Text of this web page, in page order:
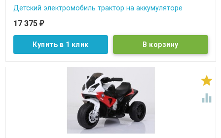
Детский электромобиль трактор на аккумуляторе
17 375 ₽
Купить в 1 клик

